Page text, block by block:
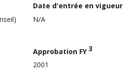
Date d'entrée en vigueur
N/A
Approbation FY3
2001